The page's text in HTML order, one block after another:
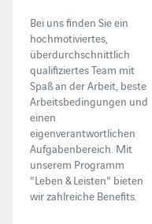
Bei uns finden Sie ein
hochmotiviertes,
überdurchschnittlich
qualifiziertes Team mit
Spaß an der Arbeit, beste
Arbeitsbedingungen und
einen
eigenverantwortlichen
Aufgabenbereich. Mit
unserem Programm
"Leben & Leisten" bieten
wir zahlreiche Benefits.